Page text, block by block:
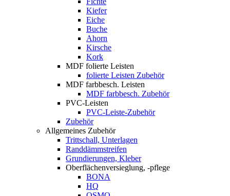
Kiefer
Eiche
Buche
Ahorn
Kirsche
Kork
MDF folierte Leisten
folierte Leisten Zubehör
MDF farbbesch. Leisten
MDF farbbesch. Zubehör
PVC-Leisten
PVC-Leiste-Zubehör
Zubehör
Allgemeines Zubehör
Trittschall, Unterlagen
Randdämmstreifen
Grundierungen, Kleber
Oberflächenversieglung, -pflege
BONA
HQ